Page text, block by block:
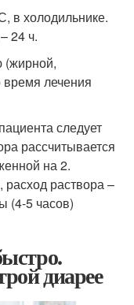
в холодильнике.
24 ч.
(жирной,
лечения
следует
рассчитывается
на 2.
раствора –
(4-5 часов)
диарее